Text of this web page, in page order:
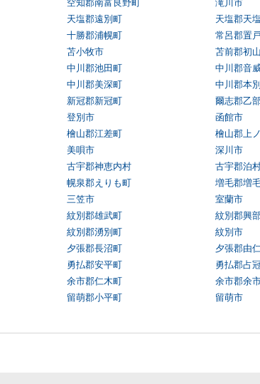
空知郡南富良野町
滝川市
天塩郡遠別町
天塩郡天
十勝郡浦幌町
常呂郡置
苫小牧市
苫前郡初
中川郡池田町
中川郡音
中川郡美深町
中川郡本
新冠郡新冠町
爾志郡乙
登別市
函館市
檜山郡江差町
檜山郡上
美唄市
深川市
古宇郡神恵内村
古宇郡泊
幌泉郡えりも町
増毛郡増
三笠市
室蘭市
紋別郡雄武町
紋別郡興
紋別郡湧別町
紋別市
夕張郡長沼町
夕張郡由
勇払郡安平町
勇払郡占
余市郡仁木町
余市郡余
留萌郡小平町
留萌市